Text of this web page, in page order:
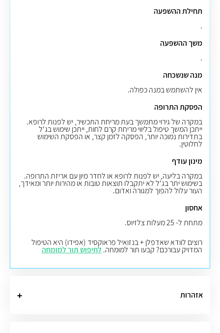
תחילת ההשפעה
.
משך ההשפעה
.
מנה שנשכחה
אין להשתמש במנה כפולה.
הפסקת התרופה
במקרה של גירוי מתמשך בעת מריחת התכשיר, יש לפנות לרופא.
ייתכן המשך טיפול בליווי מריחת קרם לחות, ייתכן שימוש בג'ל
בתדירות נמוכה יותר, הפסקה לזמן קצר, או הפסקת השימוש
לחלוטין.
מינון עודף
במקרה בליעה, יש לפנות לרופא או לחדר מיון עם אריזת התרופה.
בשימוש יתר בג'ל לא יתקבלו תוצאות טובות או מהירות יותר ומאידך,
העור עלול להפוך למגורה ואדום.
אחסון
מתחת ל- 25 מעלות צלזיוס.
רוצים לוודא שאדפלן + בנזואיל פראוקסיד (אפידו) היא הטיפול
המדויק עבורכם? קבעו תור למומחה.לחיפוש תור למומחה
אזהרות